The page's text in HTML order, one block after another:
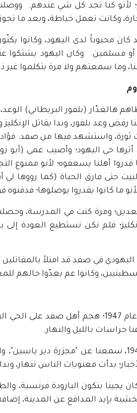
لأنو كنا نجد كل شي عندهم.
وكانت تعمل خياطة، وبعد ما
كان محبوباً لدى اليهود، وكانوا
مسلمين. وكان اليهود يشتكوا
وما سمعتهم ولا مرة بتكلموا غير
هالغدّار (بلفور البريطاني)
رفض وعد بلفور، وبدا يقاتل
1929 قامت ثورة، واستشهد فيها من
حي اليهود؛ وأصيب عمي (أبو
قدروا أهلنا يسعفوه؛ لأنو ممنوع
حتى فارق الحياة (كما رووها
ما كانوا يقدروا يوصلوها؛
ومرة كنت في المدرسة،
فلم نكن نستطيع العودة
اليهودي في صفد قد امتلأ
وكانوا عم بعدّوا حالهم
بعد قرار التقسيم عام 1947؛ هجم
حراسات بالليل والنهار.
في نيسان عام 1948، سمعنا عن "مجزرة
بدأت معنويات الناس تنهار،
يجينا بتكون البارودة فرنسية،
بإيد المدافع عن المدينة،